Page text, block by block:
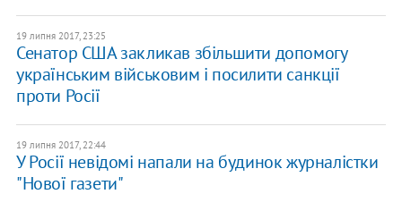
19 липня 2017, 23:25
Сенатор США закликав збільшити допомогу
українським військовим і посилити санкції
проти Росії
19 липня 2017, 22:44
У Росії невідомі напали на будинок журналістки
"Нової газети"